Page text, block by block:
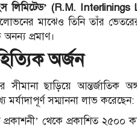
লিমিটেড’ (R.M. Interlinings
মাঝেও তিনি তাঁর
প্রমাণ।
অর্জন
ছাড়িয়ে আন্তর্জাতিক
সম্মাননা লাভ করেছেন:
প্রকাশনী’ থেকে প্রকাশিত ২৫০০